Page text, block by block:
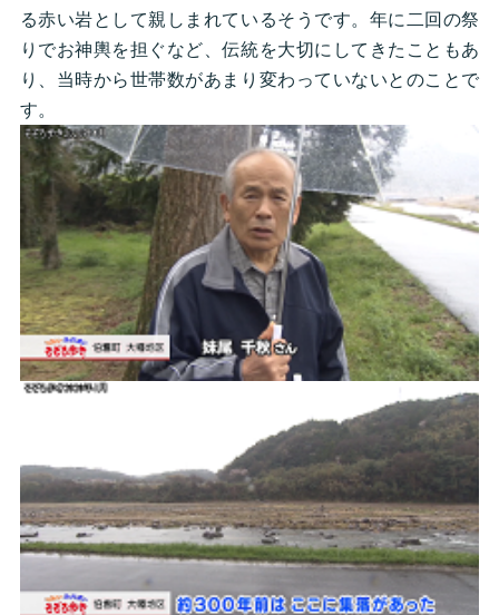
る赤い岩として親しまれているそうです。年に二回の祭
りでお神輿を担ぐなど、伝統を大切にしてきたこともあ
り、当時から世帯数があまり変わっていないとのことで
す。